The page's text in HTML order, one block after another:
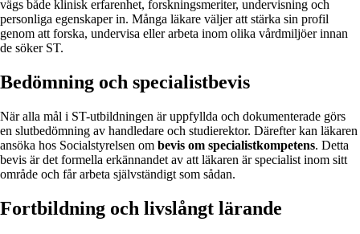
vägs både klinisk erfarenhet, forskningsmeriter, undervisning och
personliga egenskaper in. Många läkare väljer att stärka sin profil
genom att forska, undervisa eller arbeta inom olika vårdmiljöer innan
de söker ST.
Bedömning och specialistbevis
När alla mål i ST-utbildningen är uppfyllda och dokumenterade görs
en slutbedömning av handledare och studierektor. Därefter kan läkaren
ansöka hos Socialstyrelsen om bevis om specialistkompetens. Detta
bevis är det formella erkännandet av att läkaren är specialist inom sitt
område och får arbeta självständigt som sådan.
Fortbildning och livslångt lärande